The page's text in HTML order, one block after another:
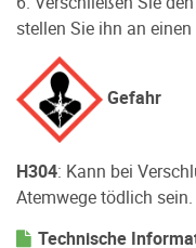
stellen Sie ihn an
Gefahr
H304: Kann bei
Atemwege tödlich sein.
Technische